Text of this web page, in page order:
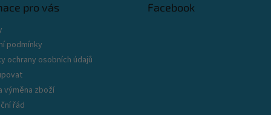
pro vás
podmínky
ochrany osobních údajů
výměna zboží
řád
Facebook